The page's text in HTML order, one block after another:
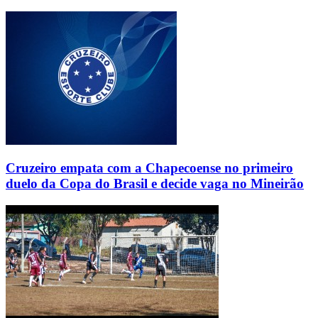
Cruzeiro empata com a Chapecoense no primeiro
duelo da Copa do Brasil e decide vaga no Mineirão